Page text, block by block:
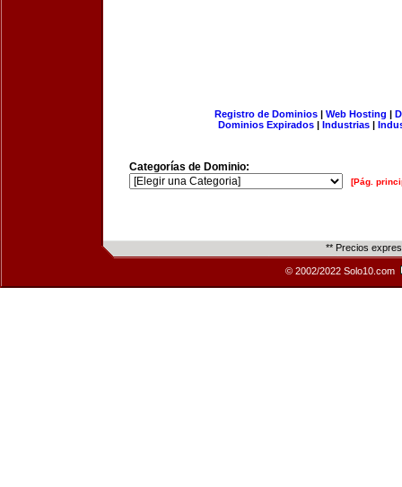
Registro de Dominios| Web Hosting |
Dominios Expirados | Industrias |
Categorías de Dominio:
[Pág.
** Precios
© 2002/2022 Solo10.com